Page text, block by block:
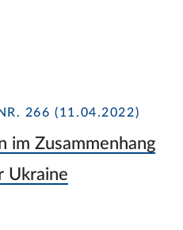
266 (11.04.2022)
im Zusammenhang
Ukraine